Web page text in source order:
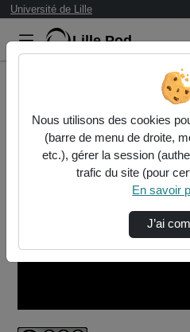
Université de Lille
Lille.Pod
Nous utilisons des cookies
(barre de menu de droite,
etc.), gérer la session
trafic du site (pour
En savoir
J’ai